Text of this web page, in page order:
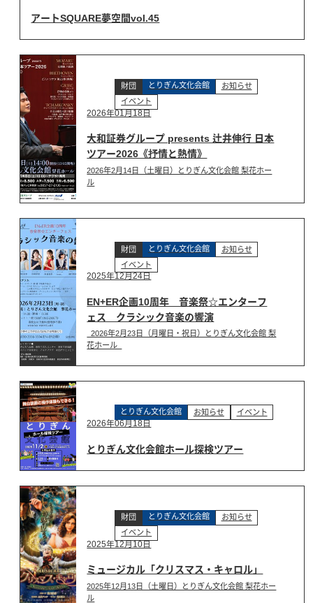
アートSQUARE夢空間vol.45
財団 とりぎん文化会館
お知らせ
イベント
2026年01月18日
大和証券グループ presents 辻井伸行 日本
ツアー2026《抒情と熱情》
2026年2月14日（土曜日）とりぎん文化会館 梨花ホー
ル
財団 とりぎん文化会館
お知らせ
イベント
2025年12月24日
EN+ER企画10周年 音楽祭☆エンターフ
ェス クラシック音楽の響演
2026年2月23日（月曜日・祝日）とりぎん文化会館 梨
花ホール
とりぎん文化会館 お知らせ イベント
2026年06月18日
とりぎん文化会館ホール探検ツアー
財団 とりぎん文化会館
お知らせ
イベント
2025年12月10日
ミュージカル「クリスマス・キャロル」
2025年12月13日（土曜日）とりぎん文化会館 梨花ホー
ル